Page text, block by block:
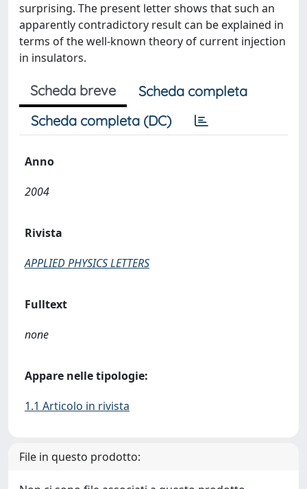
surprising. The present letter shows that such an
apparently contradictory result can be explained in
terms of the well-known theory of current injection
in insulators.
Scheda breve
Scheda completa
Scheda completa (DC)
Anno
2004
Rivista
APPLIED PHYSICS LETTERS
Fulltext
none
Appare nelle tipologie:
1.1 Articolo in rivista
File in questo prodotto: